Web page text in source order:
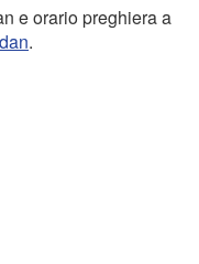
e orario preghiera a
.